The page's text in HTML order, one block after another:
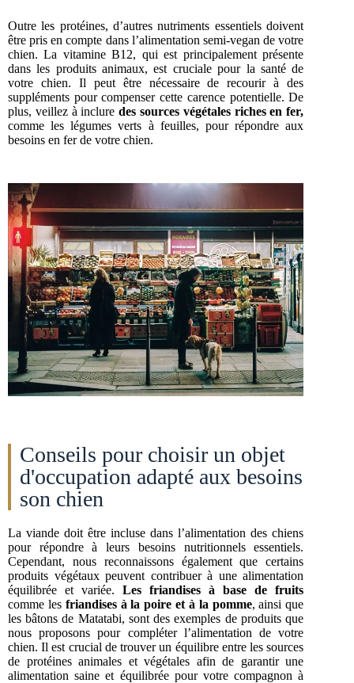
Outre les protéines, d’autres nutriments essentiels doivent
être pris en compte dans l’alimentation semi-vegan de votre
chien. La vitamine B12, qui est principalement présente
dans les produits animaux, est cruciale pour la santé de
votre chien. Il peut être nécessaire de recourir à des
suppléments pour compenser cette carence potentielle. De
plus, veillez à incluredes sources végétales riches en fer,
comme les légumes verts à feuilles, pour répondre aux
besoins en fer de votre chien.
Conseils pour choisir un objet
d'occupation adapté aux besoins
son chien
La viande doit être incluse dans l’alimentation des chiens
pour répondre à leurs besoins nutritionnels essentiels.
Cependant, nous reconnaissons également que certains
produits végétaux peuvent contribuer à une alimentation
équilibrée et variée. Les friandises à base de fruits
comme les friandises à la poire et à la pomme, ainsi que
les bâtons de Matatabi, sont des exemples de produits que
nous proposons pour compléter l’alimentation de votre
chien. Il est crucial de trouver un équilibre entre les sources
de protéines animales et végétales afin de garantir une
alimentation saine et équilibrée pour votre compagnon à